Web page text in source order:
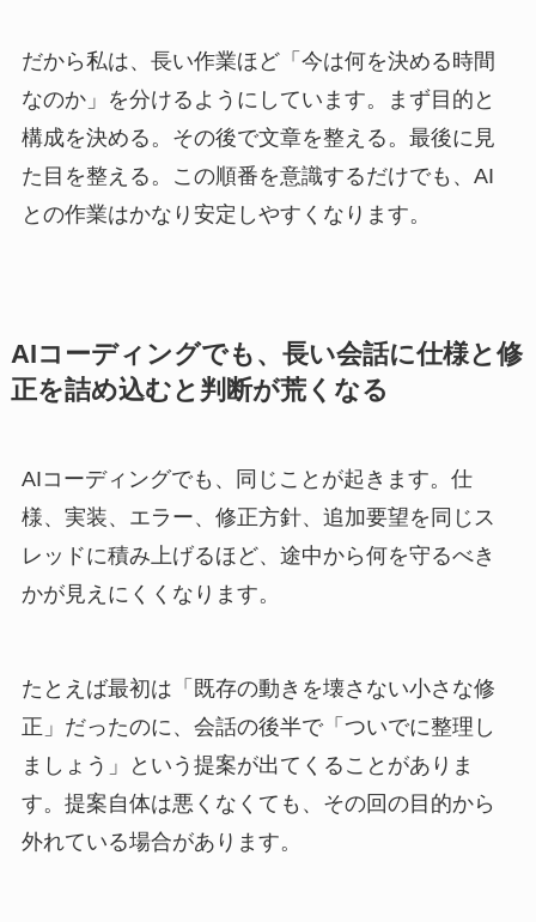
だから私は、長い作業ほど「今は何を決める時間
なのか」を分けるようにしています。まず目的と
構成を決める。その後で文章を整える。最後に見
た目を整える。この順番を意識するだけでも、AI
との作業はかなり安定しやすくなります。
AIコーディングでも、長い会話に仕様と修
正を詰め込むと判断が荒くなる
AIコーディングでも、同じことが起きます。仕
様、実装、エラー、修正方針、追加要望を同じス
レッドに積み上げるほど、途中から何を守るべき
かが見えにくくなります。
たとえば最初は「既存の動きを壊さない小さな修
正」だったのに、会話の後半で「ついでに整理し
ましょう」という提案が出てくることがありま
す。提案自体は悪くなくても、その回の目的から
外れている場合があります。